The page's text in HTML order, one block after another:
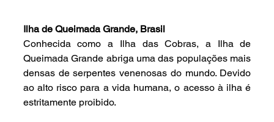
Ilha de Queimada Grande, Brasil
Conhecida como a Ilha das Cobras, a Ilha de
Queimada Grande abriga uma das populações mais
densas de serpentes venenosas do mundo. Devido
ao alto risco para a vida humana, o acesso à ilha é
estritamente proibido.